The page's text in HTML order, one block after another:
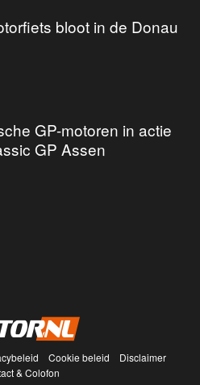
bloot in de Donau
GP-motoren in actie
GP Assen
Cookie beleid
Disclaimer
& Colofon